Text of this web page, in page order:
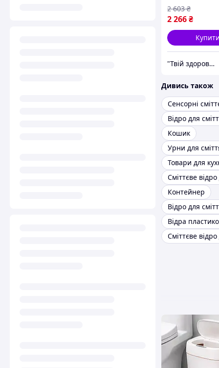
2 266₴
2 603 ₴
Купити
"Твій здоровий дім"
Дивись також
Сенсорні
Кошик
Урни для
Товари для
Контейнер
Відра